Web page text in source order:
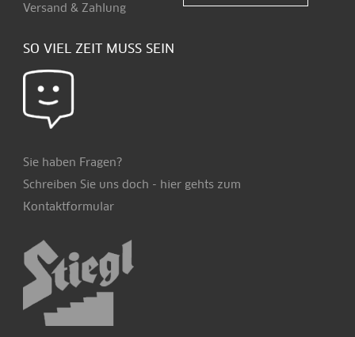
Versand & Zahlung
SO VIEL ZEIT MUSS SEIN
Sie haben Fragen?
Schreiben Sie uns doch - hier gehts zum
Kontaktformular